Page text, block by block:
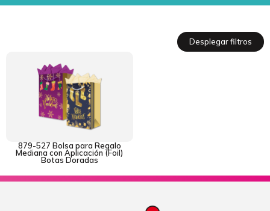
Desplegar filtros
879-527 Bolsa para Regalo
Mediana con Aplicación (Foil)
Botas Doradas